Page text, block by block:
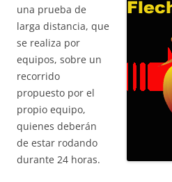
una prueba de
larga distancia, que
se realiza por
equipos, sobre un
recorrido
propuesto por el
propio equipo,
quienes deberán
de estar rodando
durante 24 horas.